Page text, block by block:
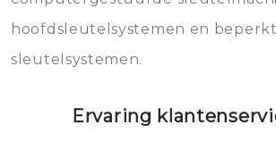
hoofdsleutelsystemen en
sleutelsystemen.
Ervaring